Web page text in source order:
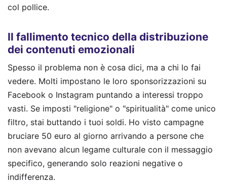
col pollice.
Il fallimento tecnico della distribuzione
dei contenuti emozionali
Spesso il problema non è cosa dici, ma a chi lo fai
vedere. Molti impostano le loro sponsorizzazioni su
Facebook o Instagram puntando a interessi troppo
vasti. Se imposti "religione" o "spiritualità" come unico
filtro, stai buttando i tuoi soldi. Ho visto campagne
bruciare 50 euro al giorno arrivando a persone che
non avevano alcun legame culturale con il messaggio
specifico, generando solo reazioni negative o
indifferenza.